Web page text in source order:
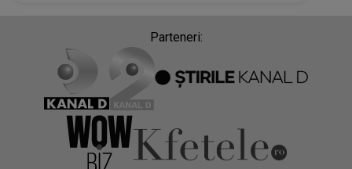
Parteneri: